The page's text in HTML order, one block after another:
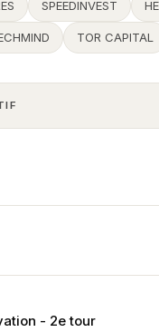
SPEEDINVEST
TOR CAPITAL
- 2e tour